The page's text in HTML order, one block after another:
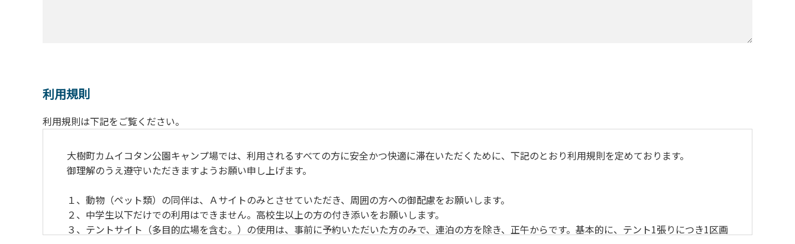
利用規則
利用規則は下記をご覧ください。
大樹町カムイコタン公園キャンプ場では、利用されるすべての方に安全かつ快適に滞在いただくために、下記のとおり利用規則を定めております。
御理解のうえ遵守いただきますようお願い申し上げます。
１、動物（ペット類）の同伴は、Ａサイトのみとさせていただき、周囲の方への御配慮をお願いします。
２、中学生以下だけでの利用はできません。高校生以上の方の付き添いをお願いします。
３、テントサイト（多目的広場を含む。）の使用は、事前に予約いただいた方のみで、連泊の方を除き、正午からです。基本的に、テント1張りにつき1区画